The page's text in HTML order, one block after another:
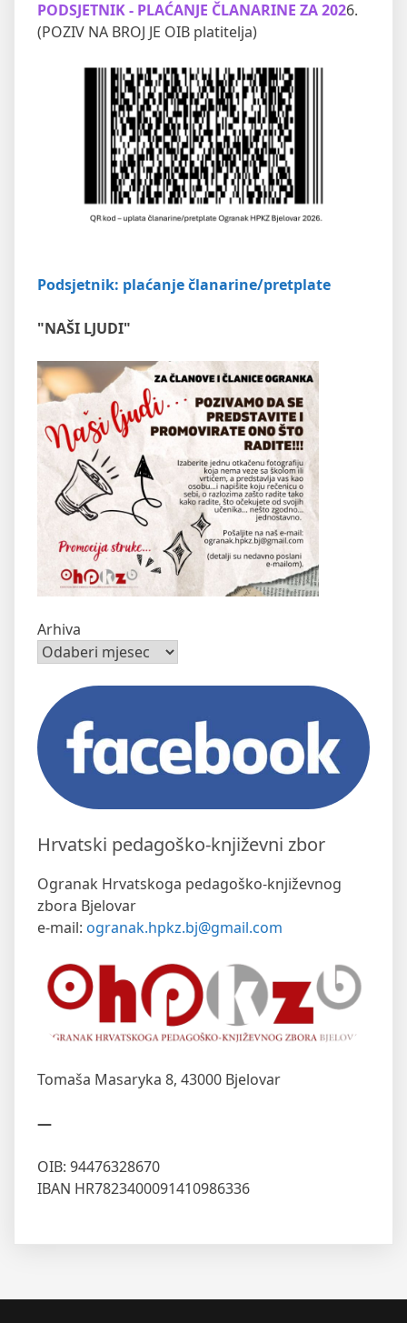
PODSJETNIK - PLAĆANJE ČLANARINE ZA 2026.
(POZIV NA BROJ JE OIB platitelja)
Podsjetnik: plaćanje članarine/pretplate
"NAŠI LJUDI"
Arhiva
Hrvatski pedagoško-književni zbor
Ogranak Hrvatskoga pedagoško-književnog
zbora Bjelovar
e-mail: ogranak.hpkz.bj@gmail.com
Tomaša Masaryka 8, 43000 Bjelovar
—
OIB: 94476328670
IBAN HR7823400091410986336